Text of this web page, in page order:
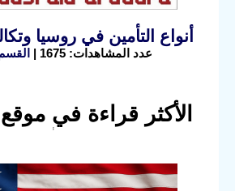
أنواع التأمين في روسيا
عدد المشاهدات: 1675 |
الأكثر قراءة في